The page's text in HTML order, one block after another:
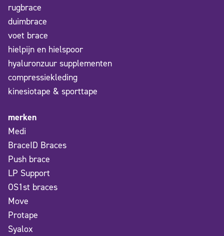
rugbrace
duimbrace
voet brace
hielpijn en hielspoor
hyaluronzuur supplementen
compressiekleding
kinesiotape & sporttape
merken
Medi
BraceID Braces
Push brace
LP Support
OS1st braces
Move
Protape
Syalox